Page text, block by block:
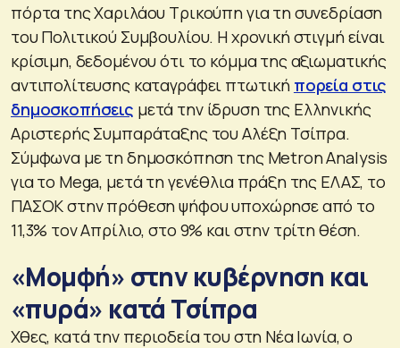
πόρτα της Χαριλάου Τρικούπη για τη συνεδρίαση
του Πολιτικού Συμβουλίου. Η χρονική στιγμή είναι
κρίσιμη, δεδομένου ότι το κόμμα της αξιωματικής
αντιπολίτευσης καταγράφει πτωτική πορεία στις
δημοσκοπήσεις μετά την ίδρυση της Ελληνικής
Αριστερής Συμπαράταξης του Αλέξη Τσίπρα.
Σύμφωνα με τη δημοσκόπηση της Metron Analysis
για το Mega, μετά τη γενέθλια πράξη της ΕΛΑΣ, το
ΠΑΣΟΚ στην πρόθεση ψήφου υποχώρησε από το
11,3% τον Απρίλιο, στο 9% και στην τρίτη θέση.
«Μομφή» στην κυβέρνηση και
«πυρά» κατά Τσίπρα
Χθες, κατά την περιοδεία του στη Νέα Ιωνία, ο